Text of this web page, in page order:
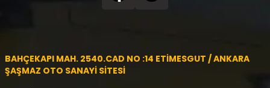
BAHÇEKAPI MAH. 2540.CAD NO :14 ETİMESGUT / ANKARA
ŞAŞMAZ OTO SANAYİ SİTESİ